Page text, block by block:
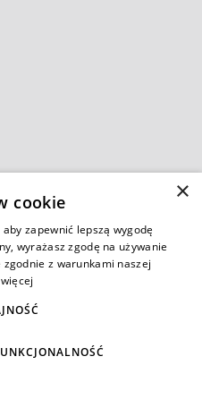
×
cookie
zapewnić lepszą wygodę
wyrażasz zgodę na używanie
z warunkami naszej